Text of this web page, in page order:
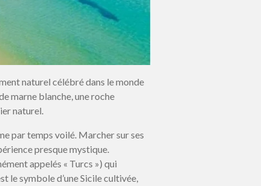
naturel célébré dans le monde
marne blanche, une roche
naturel.
par temps voilé. Marcher sur ses
presque mystique.
appelés « Turcs ») qui
le symbole d’une Sicile cultivée,